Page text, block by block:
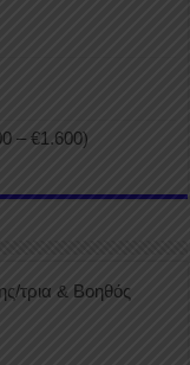
– €1.600)
τρια & Βοηθός